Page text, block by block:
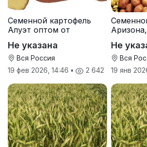
Семенной картофель
Алуэт оптом от
Не указана
Вся Россия
19 фев 2026, 14:46 • 2 642
Не
Вся
19 янв